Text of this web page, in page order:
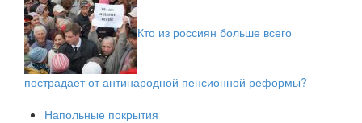
Кто из россиян больше всего
пострадает от антинародной пенсионной реформы?
Напольные покрытия